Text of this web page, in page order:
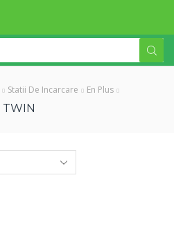
input
Statii De Incarcare En Plus
TWIN